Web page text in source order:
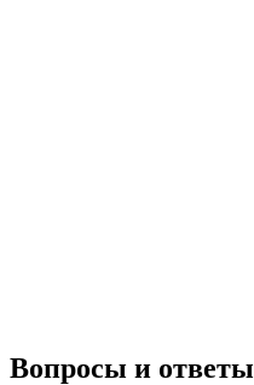
Вопросы и ответы